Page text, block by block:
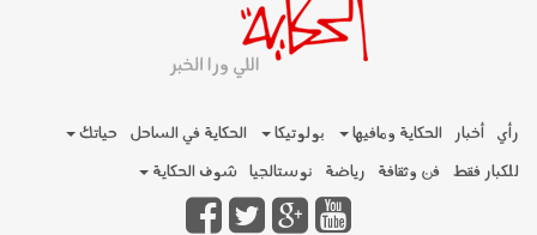
رأي أخبار الحكاية ومافيها بولوتيكا الحكاية في الساحل
حياتك
للكبار فقط فن وثقافة رياضة نوستالجيا شوف الحكاية